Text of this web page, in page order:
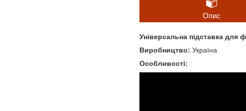
Опис
Універсальна підставка для
Виробництво: Україна
Особливості: